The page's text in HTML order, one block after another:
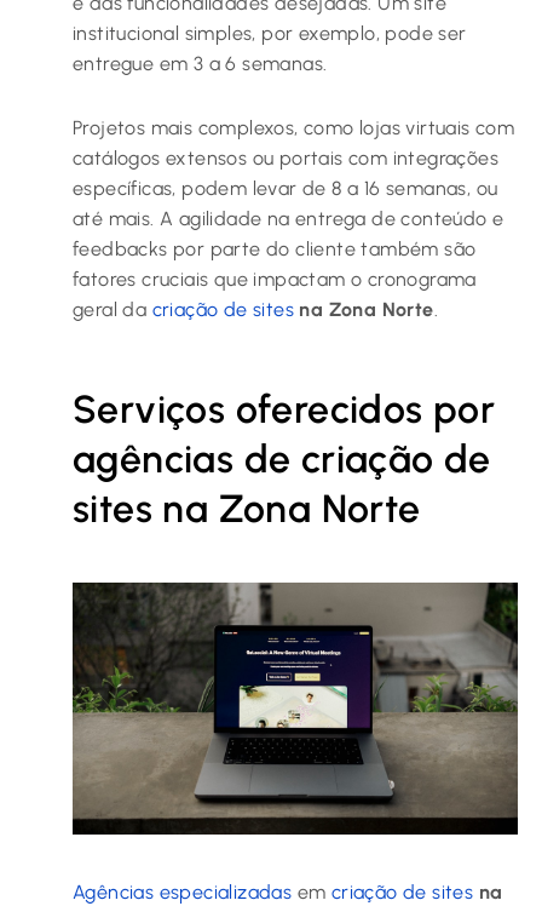
institucional simples, por exemplo, pode ser
entregue em 3 a 6 semanas.
Projetos mais complexos, como lojas virtuais com
catálogos extensos ou portais com integrações
específicas, podem levar de 8 a 16 semanas, ou
até mais. A agilidade na entrega de conteúdo e
feedbacks por parte do cliente também são
fatores cruciais que impactam o cronograma
geral da criação de sites na Zona Norte.
Serviços oferecidos por
agências de criação de
sites na Zona Norte
Agências especializadas em criação de sites na